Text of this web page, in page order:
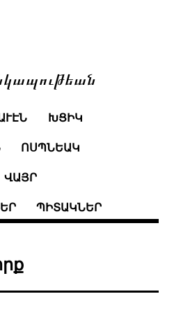
ԽՑԻԿ
ՈՍՊՆԵԱԿ
ՎԱՅՐ
ՊԻՏԱԿՆԵՐ